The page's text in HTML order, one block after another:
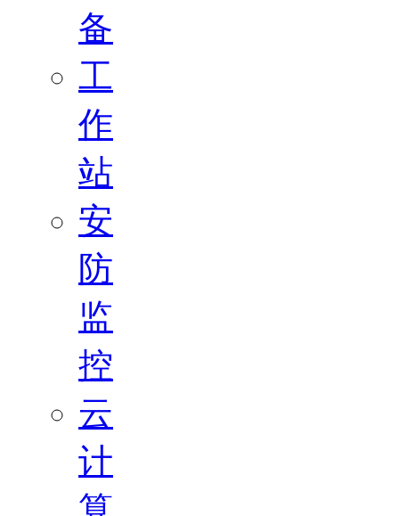
备
工
作
站
安
防
监
控
云
计